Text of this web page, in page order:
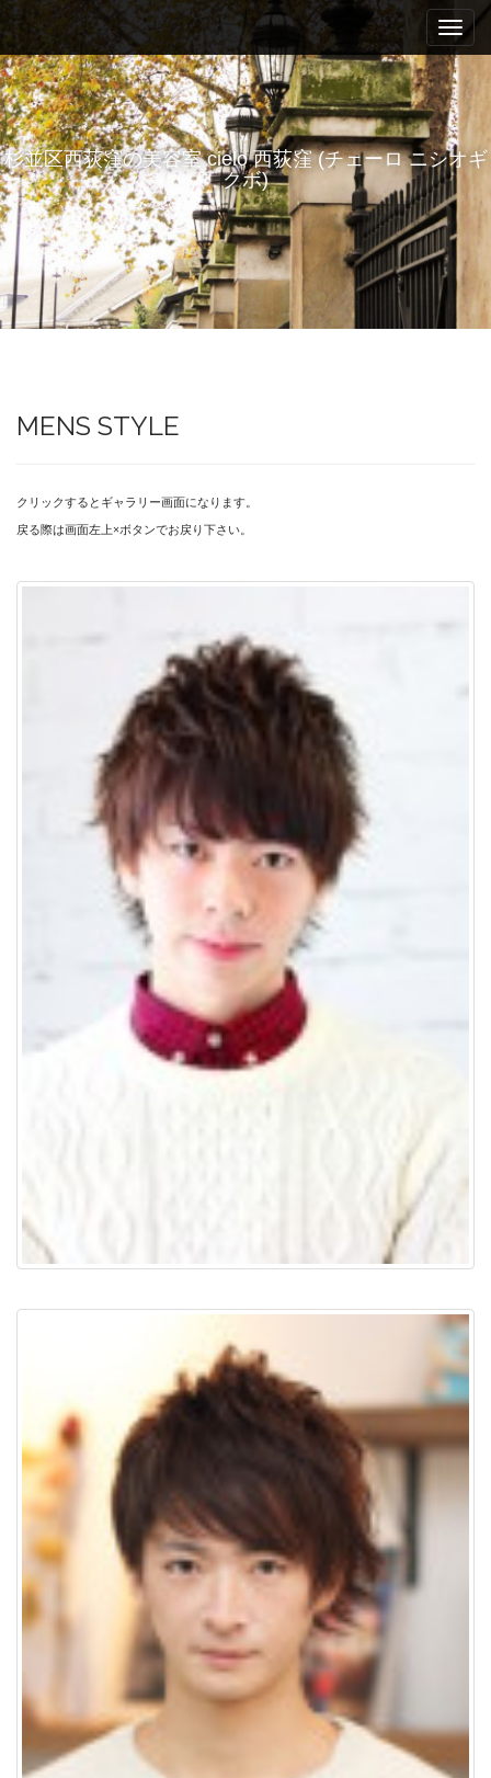
M
a
i
n
m
e
n
u
k
i
p
t
o
c
o
n
t
e
t
杉並区西荻窪の美容室 cielo 西荻窪 (チェーロ ニシオギ
クボ)
MENS STYLE
クリックするとギャラリー画面になります。
戻る際は画面左上×ボタンでお戻り下さい。